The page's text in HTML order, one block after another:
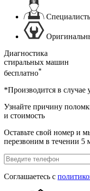
Диагностика
стиральных машин
бесплатно*
*Производится в случае
Узнайте причину
и стоимость
Оставьте свой номер и
перезвоним в течении 5
Соглашаетесь с